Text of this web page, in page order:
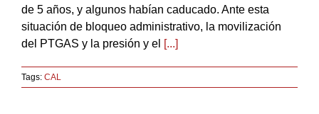
de 5 años, y algunos habían caducado. Ante esta
situación de bloqueo administrativo, la movilización
del PTGAS y la presión y el [...]
Tags: CAL